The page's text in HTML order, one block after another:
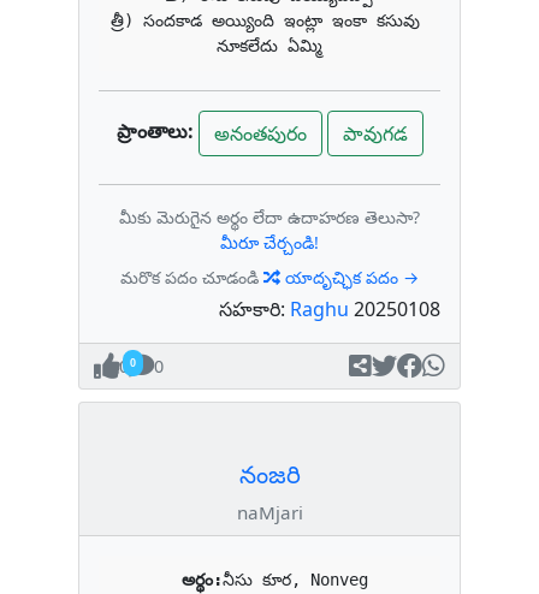
త్రీ) సందకాడ అయ్యింది ఇంట్లా ఇంకా కసువు
నూకలేదు ఏమ్మి
ప్రాంతాలు: అనంతపురం పావుగడ
మీకు మెరుగైన అర్థం లేదా ఉదాహరణ తెలుసా?
మీరూ చేర్చండి!
మరొక పదం చూడండి
యాదృచ్ఛిక పదం →
సహకారి: Raghu 20250108
0 0
నంజరి
naMjari
అర్థం:నీసు కూర, Nonveg